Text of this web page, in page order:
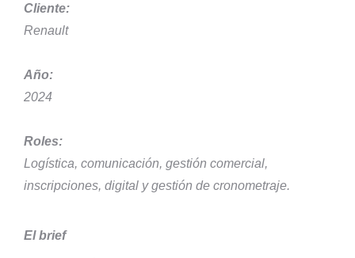
Cliente:
Renault
Año:
2024
Roles:
Logística, comunicación, gestión comercial,
inscripciones, digital y gestión de cronometraje.
El brief